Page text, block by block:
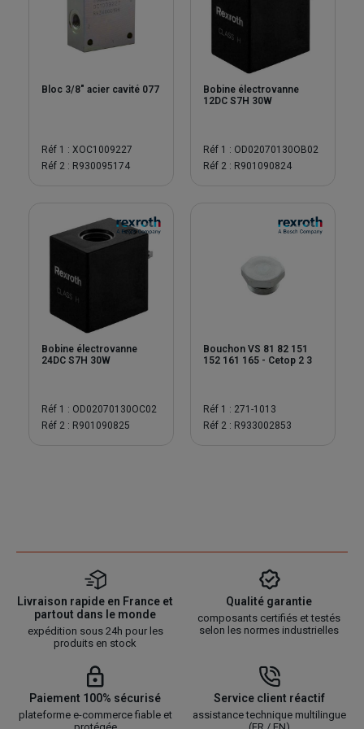
Bloc 3/8" acier cavité 077
Réf 1 : XOC1009227
Réf 2 : R930095174
Bobine électrovanne
12DC S7H 30W
Réf 1 : OD02070130OB02
Réf 2 : R901090824
Bobine électrovanne
24DC S7H 30W
Réf 1 : OD02070130OC02
Réf 2 : R901090825
Bouchon VS 81 82 151
152 161 165 - Cetop 2 3
Réf 1 : 271-1013
Réf 2 : R933002853
Livraison rapide en France et
partout dans le monde
expédition sous 24h pour les
produits en stock
Qualité garantie
composants certifiés et testés
selon les normes industrielles
Paiement 100% sécurisé
plateforme e-commerce fiable et
Service client réactif
assistance technique multilingue